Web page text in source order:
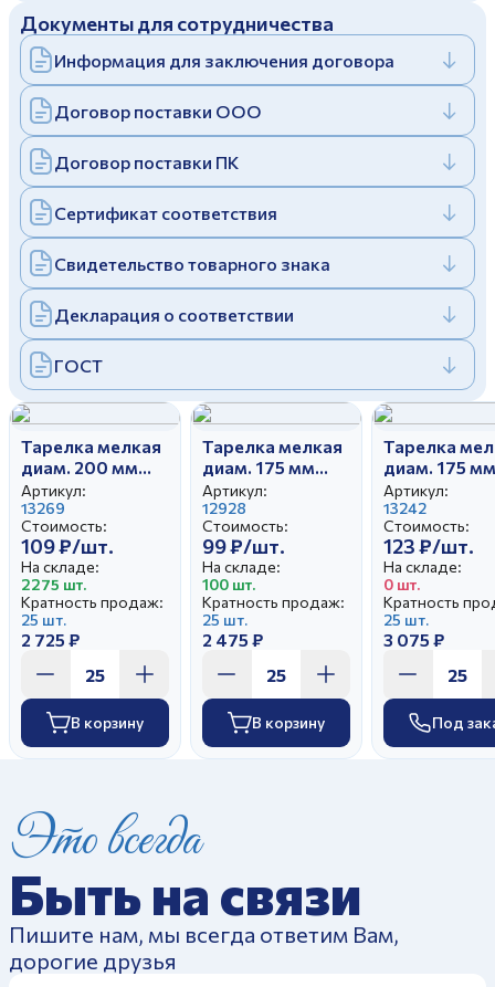
Отправить
Заполняя и отправляя форму, вы соглашаетесь
cполитикой конфиденциальности
Заполняя и отправляя форму, вы соглашаетесь
cполитикой конфиденциальности
Дулевский фарфоровый завод ©
Политика конфиденциальности
Документы для сотрудничества
Информация для заключения договора
Договор поставки ООО
Договор поставки ПК
Сертификат соответствия
Свидетельство товарного знака
Декларация о соответствии
ГОСТ
Тарелка мелкая
диам. 200 мм
Гладкий край
Оливки (25)
Артикул:
13269
Стоимость:
109 ₽/шт.
На складе:
2275 шт.
Кратность продаж:
25 шт.
2 725 ₽
В корзину
Тарелка мелкая
диам. 175 мм
Гладкий край
Синяя Пахта (25)
Артикул:
12928
Стоимость:
99 ₽/шт.
На складе:
100 шт.
Кратность продаж:
25 шт.
2 475 ₽
В корзину
Тарелка
диам. 175 мм
Гладкий
Мишка-
Артикул:
13242
Стоимость:
123 ₽/шт.
На складе:
0 шт.
Кратность
25 шт.
3 075 ₽
Под
Это всегда
Быть на связи
Пишите нам, мы всегда ответим Вам,
дорогие друзья